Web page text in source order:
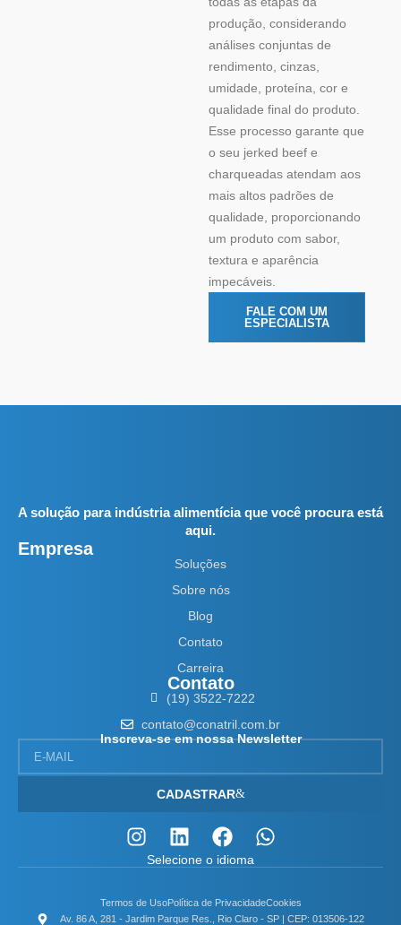
produção, considerando
análises conjuntas de
rendimento, cinzas,
umidade, proteína, cor e
qualidade final do produto.
Esse processo garante que
o seu jerked beef e
charqueadas atendam aos
mais altos padrões de
qualidade, proporcionando
um produto com sabor,
textura e aparência
impecáveis.
FALE COM UM
ESPECIALISTA
A solução para indústria alimentícia que você procura está
aqui.
Empresa
Soluções
Sobre nós
Blog
Contato
Carreira
Contato
(19) 3522-7222
contato@conatril.com.br
Inscreva-se em nossa Newsletter
CADASTRAR
Selecione o idioma
Termos de UsoPolítica de PrivacidadeCookies
Av. 86 A, 281 - Jardim Parque Res., Rio Claro - SP | CEP: 013506-122